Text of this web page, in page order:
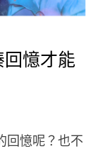
回憶才能
回憶呢？也不